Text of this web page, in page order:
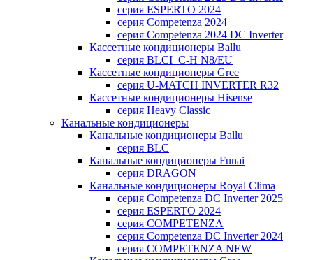
серия ESPERTO 2024
серия Competenza 2024
серия Competenza 2024 DC Inverter
Кассетные кондиционеры Ballu
серия BLCI_C-H N8/EU
Кассетные кондиционеры Gree
серия U-MATCH INVERTER R32
Кассетные кондиционеры Hisense
серия Heavy Classic
Канальные кондиционеры
Канальные кондиционеры Ballu
серия BLC
Канальные кондиционеры Funai
серия DRAGON
Канальные кондиционеры Royal Clima
серия Competenza DC Inverter 2025
серия ESPERTO 2024
серия COMPETENZA
серия Competenza DC Inverter 2024
серия COMPETENZA NEW